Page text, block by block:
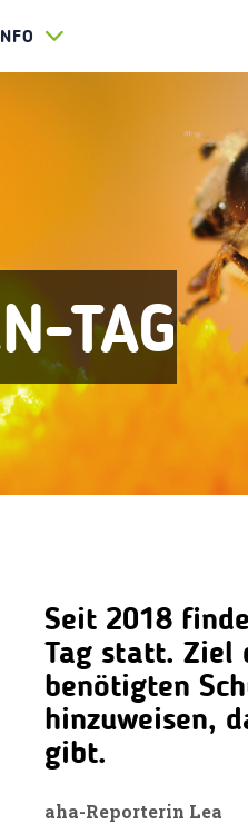
TAG
Seit 2018
Tag statt. Ziel
benötigten
hinzuweisen,
gibt.
aha-Reporterin Lea